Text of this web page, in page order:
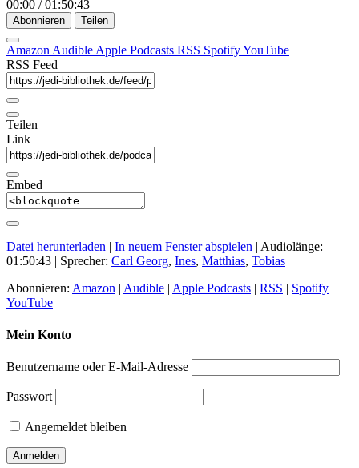
00:00 / 01:50:43
Abonnieren Teilen
Amazon Audible Apple Podcasts RSS SpotifyYouTube
RSS Feed
Teilen
Link
Embed
Datei herunterladen | In neuem Fenster abspielen | Audiolänge:
01:50:43 | Sprecher: Carl Georg, Ines, Matthias, Tobias
Abonnieren: Amazon | Audible | Apple Podcasts | RSS | Spotify |
YouTube
Mein Konto
Benutzername oder E-Mail-Adresse
Passwort
Angemeldet bleiben